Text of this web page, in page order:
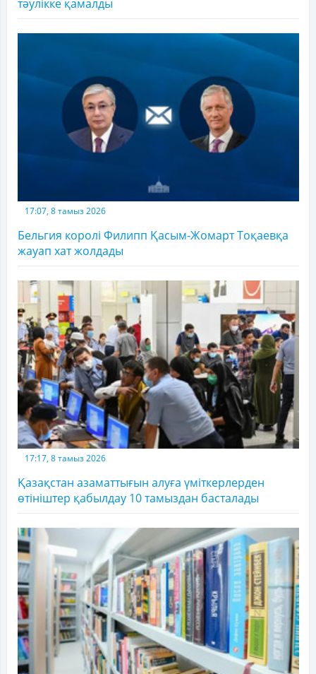
тәулікке қамалды
17:07, 8 тамыз 2026
Бельгия королі Филипп Қасым-Жомарт Тоқаевқа
жауап хат жолдады
17:17, 8 тамыз 2026
Қазақстан азаматтығын алуға үміткерлерден
өтініштер қабылдау 10 тамыздан басталады